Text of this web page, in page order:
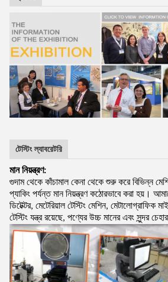
টেস্টিং ল্যাবরেটরি
মান নিয়ন্ত্রণ:
গুদাম থেকে কাঁচামাল কেনা থেকে শুরু করে বিভিন্ন
প্যাকিং পর্যন্ত মান নিয়ন্ত্রণ কঠোরভাবে করা হয়।
ডিটেক্টর, মেটেরিয়াল টেস্টিং মেশিন,
টেস্টিং যন্ত্র রয়েছে, পণ্যের উচ্চ মানের এবং সুন্দর